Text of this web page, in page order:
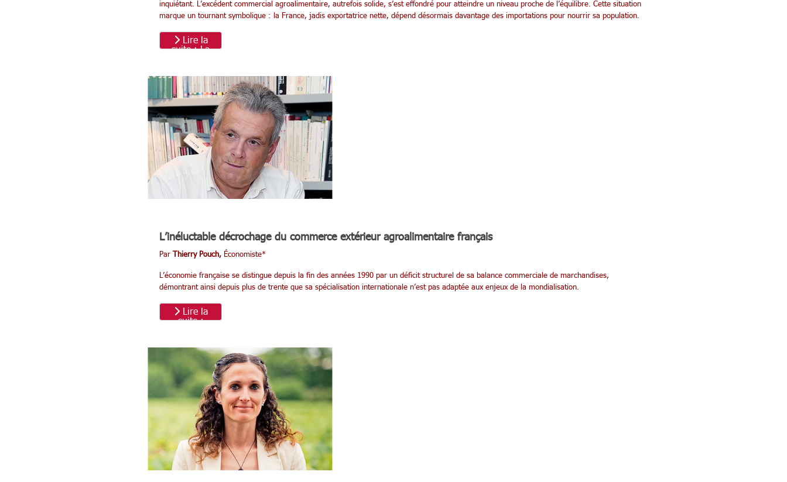
inquiétant. L’excédent commercial agroalimentaire, autrefois solide, s’est effondré pour atteindre un niveau proche de l’équilibre. Cette situation
marque un tournant symbolique : la France, jadis exportatrice nette, dépend désormais davantage des importations pour nourrir sa population.
Lire la
suite : La
dépendance
alimentaire
grandissante
: un modèle
fragilisé
L’inéluctable décrochage du commerce extérieur agroalimentaire français
ParThierry Pouch, Économiste*
L’économie française se distingue depuis la fin des années 1990 par un déficit structurel de sa balance commerciale de marchandises,
démontrant ainsi depuis plus de trente que sa spécialisation internationale n’est pas adaptée aux enjeux de la mondialisation.
Lire la
suite :
du commerce
extérieur
agroalimentaire
français